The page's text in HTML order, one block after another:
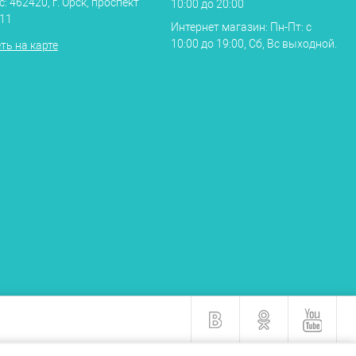
на карте
10:00 до 20:00
Интернет магазин: Пн-Пт: с
10:00 до 19:00, Сб, Вс выходной.